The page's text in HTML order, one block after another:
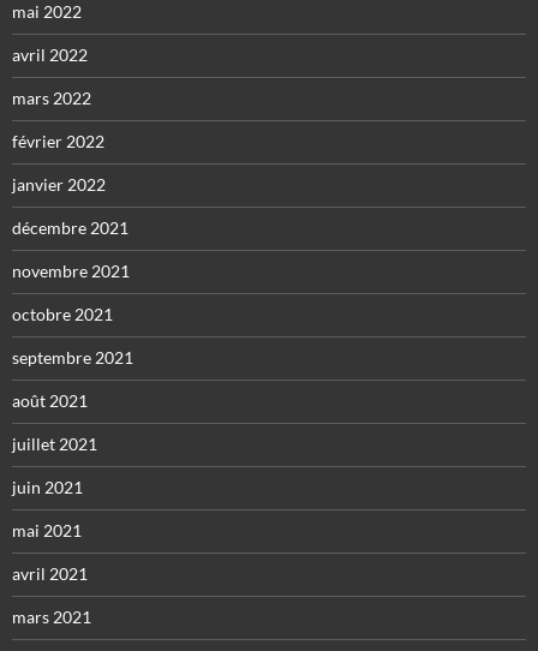
mai 2022
avril 2022
mars 2022
février 2022
janvier 2022
décembre 2021
novembre 2021
octobre 2021
septembre 2021
août 2021
juillet 2021
juin 2021
mai 2021
avril 2021
mars 2021